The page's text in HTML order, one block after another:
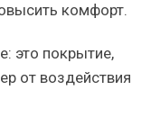
комфорт.
это покрытие,
от воздействия